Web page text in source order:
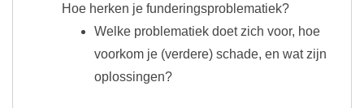
Hoe herken je funderingsproblematiek?
Welke problematiek doet zich voor, hoe
voorkom je (verdere) schade, en wat zijn
oplossingen?